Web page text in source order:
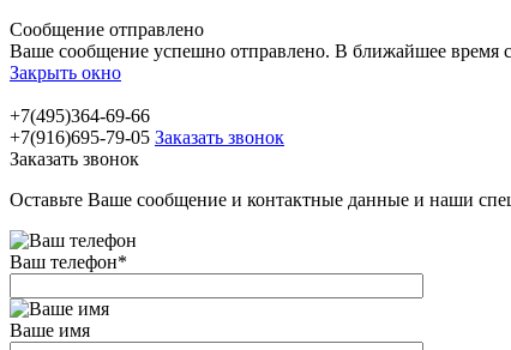
Сообщение отправлено
Ваше сообщение успешно отправлено. В ближайшее время
Закрыть окно
+7(495)364-69-66
+7(916)695-79-05 Заказать звонок
Заказать звонок
Оставьте Ваше сообщение и контактные данные и наши
Ваш телефон*
Ваше имя